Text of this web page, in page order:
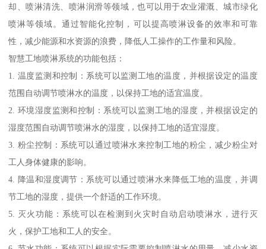
却、喷淋清洗、喷淋润滑等领域，也可以用于农业灌溉、城市绿化
喷淋等领域。通过智能化控制，可以提高喷淋设备的效率和可靠
性，减少能源和水资源的浪费，降低人工操作的工作量和风险。
智慧工地喷淋系统的功能包括：
1. 温度监测和控制：系统可以监测工地的温度，并根据设定的温度
范围自动调节喷淋水的温度，以保持工地的适宜温度。
2. 环境湿度监测和控制：系统可以监测工地的湿度，并根据设定的
湿度范围自动调节喷淋水的湿度，以保持工地的适宜湿度。
3. 粉尘控制：系统可以通过喷淋水来控制工地的粉尘，减少粉尘对
工人身体健康的影响。
4. 降温和湿度调节：系统可以通过喷淋水来降低工地的温度，并调
节工地的湿度，提供一个舒适的工作环境。
5. 灭火功能：系统可以在检测到火灾时自动启动喷淋水，进行灭
火，保护工地和工人的安全。